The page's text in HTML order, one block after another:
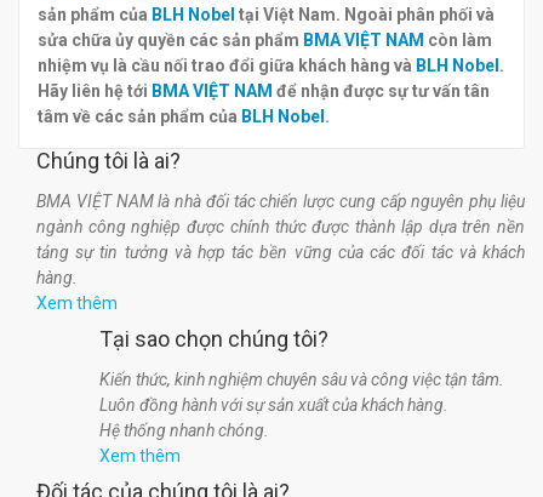
sản phẩm của BLH Nobel tại Việt Nam. Ngoài phân phối và
sửa chữa ủy quyền các sản phẩm BMA VIỆT NAM còn làm
nhiệm vụ là cầu nối trao đổi giữa khách hàng và BLH Nobel .
Hãy liên hệ tới BMA VIỆT NAM để nhận được sự tư vấn tân
tâm về các sản phẩm của BLH Nobel .
Chúng tôi là ai?
BMA VIỆT NAM là nhà đối tác chiến lược cung cấp nguyên phụ liệu
ngành công nghiệp được chính thức được thành lập dựa trên nền
tảng sự tin tưởng và hợp tác bền vững của các đối tác và khách
hàng.
Xem thêm
Tại sao chọn chúng tôi?
Kiến thức, kinh nghiệm chuyên sâu và công việc tận tâm.
Luôn đồng hành với sự sản xuất của khách hàng.
Hệ thống nhanh chóng.
Xem thêm
Đối tác của chúng tôi là ai?